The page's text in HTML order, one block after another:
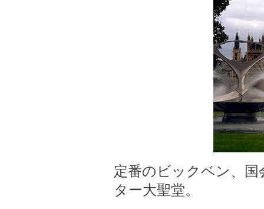
定番のビックベン、
ター大聖堂。